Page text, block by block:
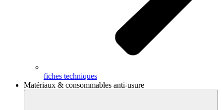
fiches techniques
Matériaux & consommables anti-usure